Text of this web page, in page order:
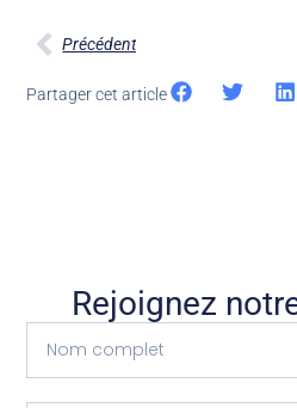
Précédent
Partager cet article
Rejoignez